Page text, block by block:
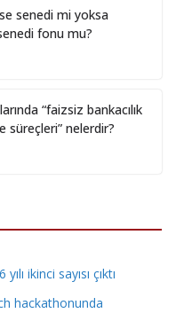
senedi mi yoksa
fonu mu?
“faizsiz bankacılık
süreçleri” nelerdir?
ikinci sayısı çıktı
hackathonunda